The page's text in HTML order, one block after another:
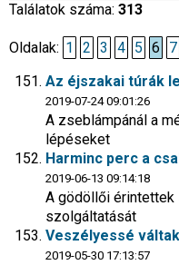
Találatok száma: 313
Oldalak: 1 2 3 4 5 6 7
Az éjszakai túrák
2019-07-24 09:01:26
A zseblámpánál a
lépéseket
Harminc perc a
2019-06-13 09:14:18
A gödöllői érintettek
szolgáltatását
Veszélyessé
2019-05-30 17:13:57